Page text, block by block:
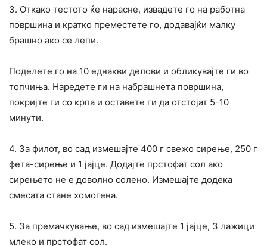
3. Откако тестото ќе нарасне, извадете го на работна
површина и кратко преместете го, додавајќи малку
брашно ако се лепи.
Поделете го на 10 еднакви делови и обликувајте ги во
топчиња. Наредете ги на набрашнета површина,
покријте ги со крпа и оставете ги да отстојат 5-10
минути.
4. За филот, во сад измешајте 400 г свежо сирење, 250 г
фета-сирење и 1 јајце. Додајте прстофат сол ако
сирењето не е доволно солено. Измешајте додека
смесата стане хомогена.
5. За премачкување, во сад измешајте 1 јајце, 3 лажици
млеко и прстофат сол.